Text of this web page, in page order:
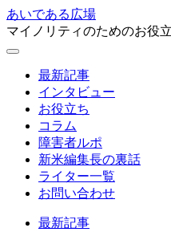
あいである広場
マイノリティのためのお役
最新記事
インタビュー
お役立ち
コラム
障害者ルポ
新米編集長の裏話
ライター一覧
お問い合わせ
最新記事